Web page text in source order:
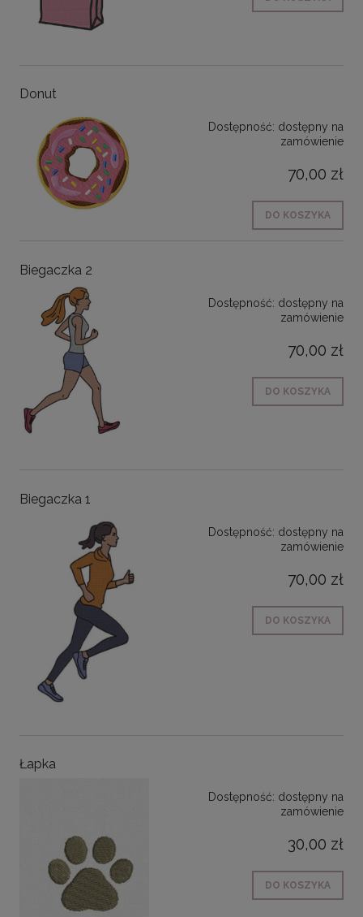
Donut
Dostępność: dostępny na
zamówienie
70,00 zł
DO KOSZYKA
Biegaczka 2
Dostępność: dostępny na
zamówienie
70,00 zł
DO KOSZYKA
Biegaczka 1
Dostępność: dostępny na
zamówienie
70,00 zł
DO KOSZYKA
Łapka
Dostępność: dostępny na
zamówienie
30,00 zł
DO KOSZYKA